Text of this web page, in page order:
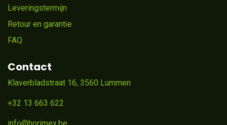
Leveringstermijn
Retour en garantie
FAQ
Contact
Klaverbladstraat 16, 3560 Lummen
+32 13 663 622